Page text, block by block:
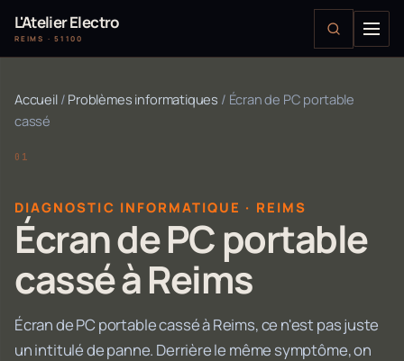
L'Atelier Electro
REIMS · 51100
Accueil/ Problèmes informatiques / Écran de PC portable
cassé
DIAGNOSTIC INFORMATIQUE · REIMS
Écran de PC portable
cassé à Reims
Écran de PC portable cassé à Reims, ce n'est pas juste
un intitulé de panne. Derrière le même symptôme, on